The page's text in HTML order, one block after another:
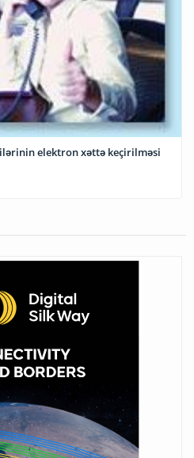
elektron xəttə keçirilməsi